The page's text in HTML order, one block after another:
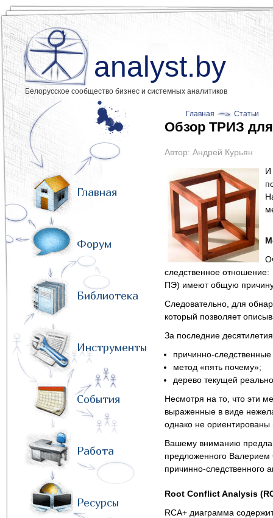
analyst.by
Белорусское сообщество бизнес и системных аналитиков
Главная
Форум
Библиотека
Инструменты
События
Работа
Ресурсы
Главная Статьи
Обзор ТРИЗ
Автор: Андрей Курьян
И
следственное
ПЭ) имеют общую
Следовательно, для
который позволяет
За последние
причинно-
метод «пять почему»;
дерево текущей
Несмотря на то, что эти
выраженные в виде
однако не
Вашему вниманию
предложенного
причинно-следственного
Root Conflict Analysis
RCA+ диаграмма